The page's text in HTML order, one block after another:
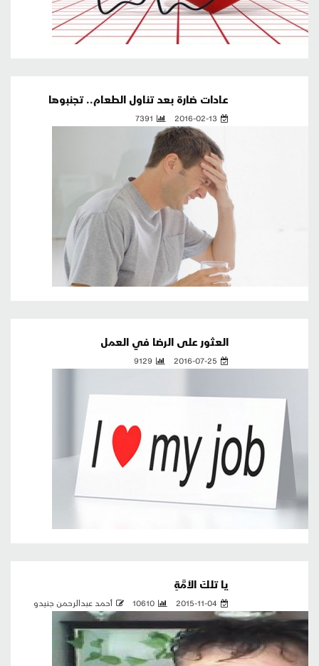
عادات ضارة بعد تناول الطعام.. تجنبوها
2016-02-13
7391
العثور على الرضا في العمل
2016-07-25
9129
يا تلكَ الأمَّةِ
2015-11-04
10610 أحمد عبدالرحمن جنيدو